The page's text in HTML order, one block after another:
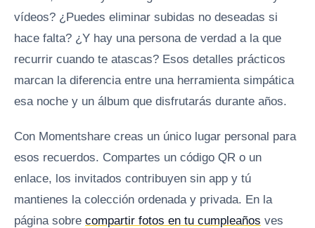
vídeos? ¿Puedes eliminar subidas no deseadas si
hace falta? ¿Y hay una persona de verdad a la que
recurrir cuando te atascas? Esos detalles prácticos
marcan la diferencia entre una herramienta simpática
esa noche y un álbum que disfrutarás durante años.
Con Momentshare creas un único lugar personal para
esos recuerdos. Compartes un código QR o un
enlace, los invitados contribuyen sin app y tú
mantienes la colección ordenada y privada. En la
página sobre compartir fotos en tu cumpleaños ves